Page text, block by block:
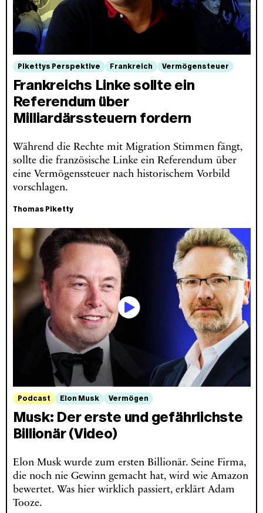
Pikettys Perspektive Frankreich Vermögensteuer
Frankreichs Linke sollte ein
Referendum über
Milliardärssteuern fordern
Während die Rechte mit Migration Stimmen fängt,
sollte die französische Linke ein Referendum über
eine Vermögenssteuer nach historischem Vorbild
vorschlagen.
Thomas Piketty
Podcast Elon Musk Vermögen
Musk: Der erste und gefährlichste
Billionär (Video)
Elon Musk wurde zum ersten Billionär. Seine Firma,
die noch nie Gewinn gemacht hat, wird wie Amazon
bewertet. Was hier wirklich passiert, erklärt Adam
Tooze.